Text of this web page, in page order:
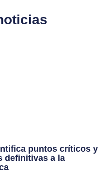
puntos críticos y
definitivas a la